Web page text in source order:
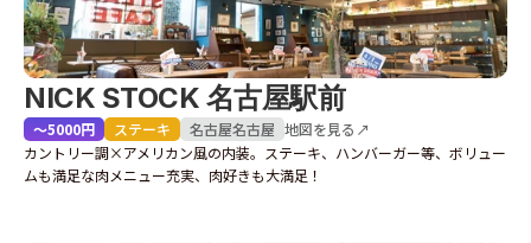
NICK STOCK 名古屋駅前
〜5000円 ステーキ 名古屋名古屋 地図を見る↗
カントリー調×アメリカン風の内装。ステーキ、ハンバーガー等、ボリュー
ムも満足な肉メニュー充実、肉好きも大満足！